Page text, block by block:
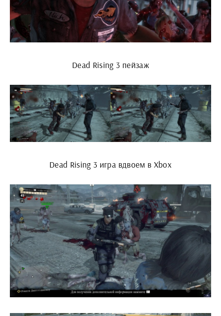
Dead Rising 3 пейзаж
Dead Rising 3 игра вдвоем в Xbox